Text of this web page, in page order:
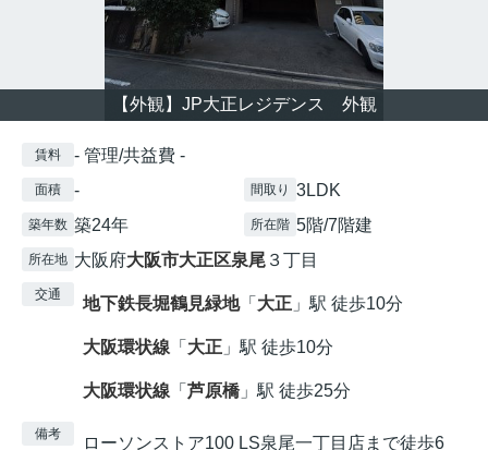
【外観】JP大正レジデンス 外観
賃料 - 管理/共益費 -
面積 - 間取り 3LDK
築年数 築24年 所在階 5階/7階建
所在地 大阪府大阪市大正区泉尾 ３丁目
交通 地下鉄長堀鶴見緑地「 大正 」駅 徒歩10分
大阪環状線 「 大正 」駅 徒歩10分
大阪環状線 「 芦原橋」駅 徒歩25分
備考
ローソンストア100 LS泉尾一丁目店まで徒歩6